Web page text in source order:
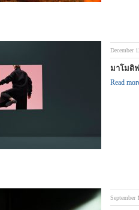
December
มาโมดิ
Read
September